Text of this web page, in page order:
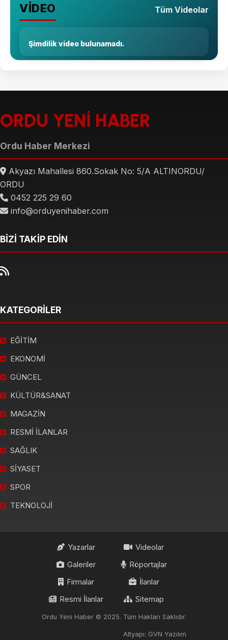
VİDEO Tüm Videolar
Şimdilik video bulunamadı.
ORDU YENİ HABER
Ordu Haber Merkezi
Akyazı Mahallesi 860.Sokak No: 5/A ALTINORDU/
ORDU
0452 225 29 60
info@orduyenihaber.com
BİZİ TAKİP EDİN
KATEGORİLER
EĞİTİM
EKONOMİ
GÜNCEL
KÜLTÜR&SANAT
MAGAZİN
RESMİ İLANLAR
SAĞLIK
SİYASET
SPOR
TEKNOLOJİ
Yazarlar
Videolar
Galeriler
Röportajlar
Firmalar
İlanlar
Resmi İlanlar
Sitemap
Ordu Yeni Haber © 2025. Tüm Hakları Saklıdır.
Altyapı: GVN Yazılım